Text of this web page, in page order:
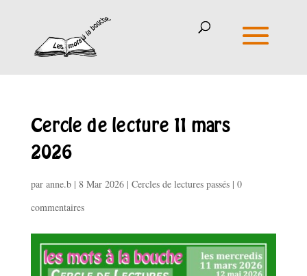
Cercle de lecture 11 mars
2026
par anne.b| 8 Mar 2026| Cercles de lectures passés| 0
commentaires